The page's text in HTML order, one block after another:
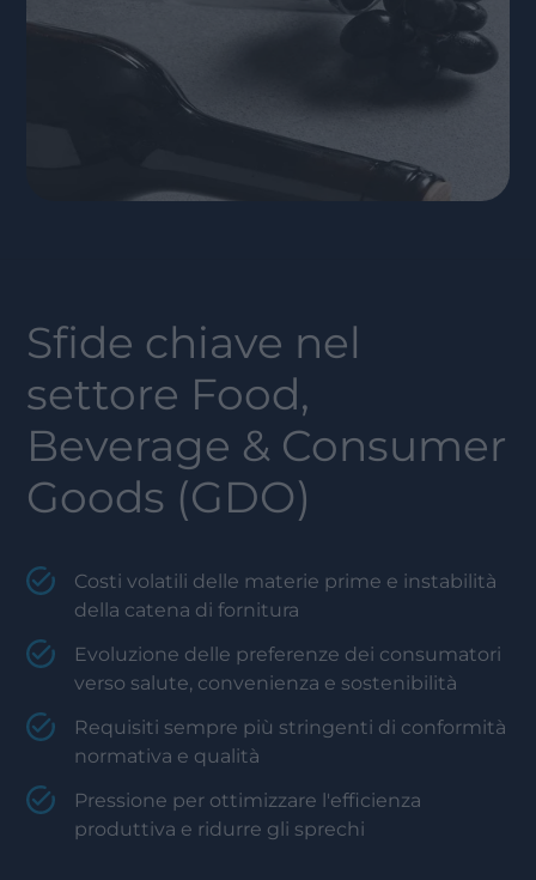
Sfide chiave nel
settore Food,
Beverage & Consumer
Goods (GDO)
Costi volatili delle materie prime e instabilità
della catena di fornitura
Evoluzione delle preferenze dei consumatori
verso salute, convenienza e sostenibilità
Requisiti sempre più stringenti di conformità
normativa e qualità
Pressione per ottimizzare l'efficienza
produttiva e ridurre gli sprechi